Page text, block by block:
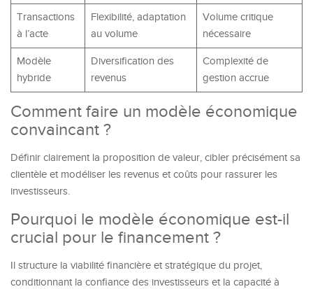
Transactions
à l’acte
Flexibilité, adaptation
au volume
Volume critique
nécessaire
Modèle
hybride
Diversification des
revenus
Complexité de
gestion accrue
Comment faire un modèle économique
convaincant ?
Définir clairement la proposition de valeur, cibler précisément sa
clientèle et modéliser les revenus et coûts pour rassurer les
investisseurs.
Pourquoi le modèle économique est-il
crucial pour le financement ?
Il structure la viabilité financière et stratégique du projet,
conditionnant la confiance des investisseurs et la capacité à